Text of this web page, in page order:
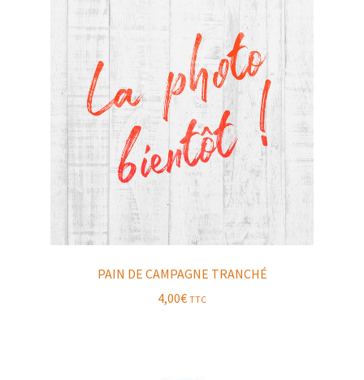
PAIN DE CAMPAGNE TRANCHÉ
4,00€ TTC